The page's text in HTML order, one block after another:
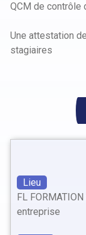
QCM de contrôle
Une attestation
stagiaires
Lieu
FL
entreprise